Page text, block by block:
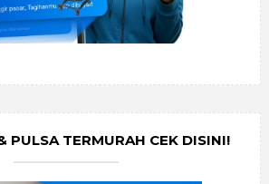
PULSA TERMURAH CEK DISINI!